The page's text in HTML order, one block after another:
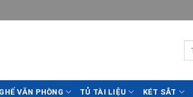
GHẾ VĂN PHÒNG TỦ TÀI LIỆU KÉT SẮT